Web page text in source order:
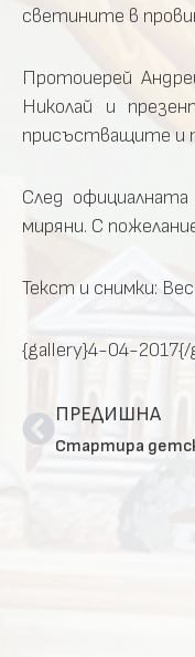
светините в
Протоиерей
Николай и
присъстващите и
След
миряни. С
Текст и снимки:
{gallery}4-04-2017{/
ПРЕДИШНА
Стартира